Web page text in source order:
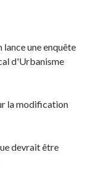
lance une enquête
d'Urbanisme
la modification
devrait être